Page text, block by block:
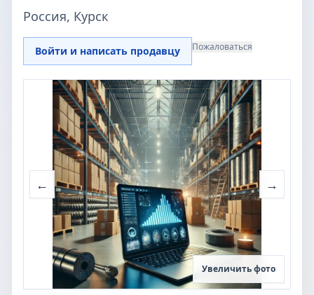
Россия, Курск
Войти и написать продавцу Пожаловаться
Увеличить фото
← →